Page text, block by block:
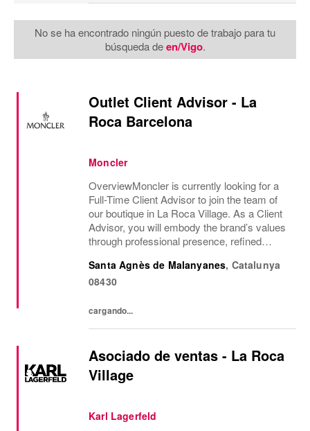
No se ha encontrado ningún puesto de trabajo para tu
búsqueda deen/Vigo.
Outlet Client Advisor - La
Roca Barcelona
Moncler
OverviewMoncler is currently looking for a
Full-Time Client Advisor to join the team of
our boutique in La Roca Village. As a Client
Advisor, you will embody the brand’s values
through professional presence, refined
delivering exceptional client experiences....
Santa Agnès de Malanyanes, Catalunya
08430
cargando...
Asociado de ventas - La Roca
Village
Karl Lagerfeld